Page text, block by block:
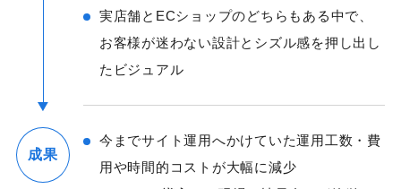
実店舗とECショップのどちらもある中で、
お客様が迷わない設計とシズル感を押し出し
たビジュアル
成果
今までサイト運用へかけていた運用工数・費
用や時間的コストが大幅に減少